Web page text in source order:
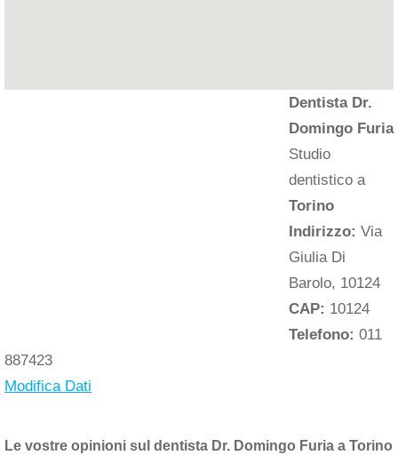
Dentista Dr.
Domingo Furia
Studio
dentistico a
Torino
Indirizzo: Via
Giulia Di
Barolo, 10124
CAP: 10124
Telefono: 011
887423
Modifica Dati
Le vostre opinioni sul dentista Dr. Domingo Furia a Torino